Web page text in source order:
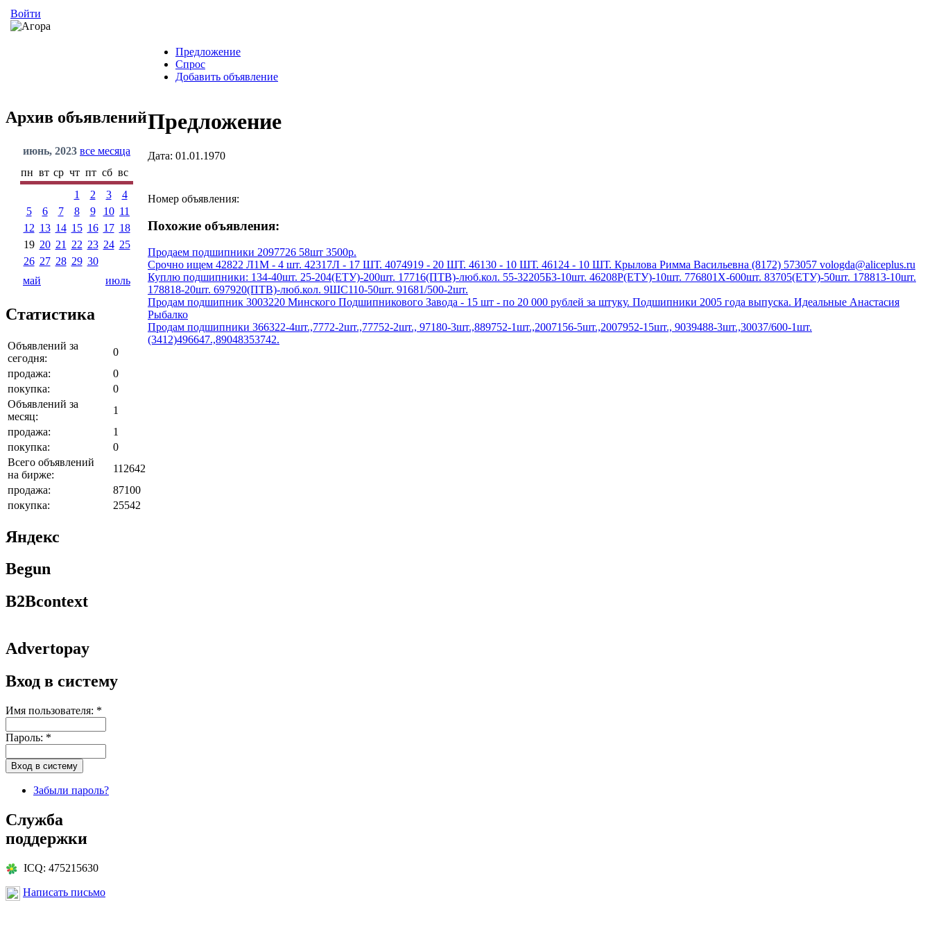
Войти
Предложение
Спрос
Добавить объявление
Архив объявлений
июнь, 2023 все месяца
пн вт ср чт пт сб вс
1
2 3
4
5
6 7 8 9 10 11
12 13 14 15 16 17 18
19 20 21 22 23 24 25
26 27 28 29 30
май
июль
Статистика
Объявлений за
сегодня:
0
продажа:
0
покупка:
0
Объявлений за
месяц:
1
продажа:
1
покупка:
0
Всего объявлений
на бирже:
112642
продажа:
87100
покупка:
25542
Яндекс
Begun
B2Bcontext
Advertopay
Вход в систему
Имя пользователя: *
Пароль: *
Забыли пароль?
Служба
поддержки
ICQ: 475215630
Написать письмо
Предложение
Дата: 01.01.1970
Номер объявления:
Похожие объявления:
Продаем подшипники 2097726 58шт 3500р.
Срочно ищем 42822 Л1М - 4 шт. 42317Л - 17 ШТ. 4074919 - 20 ШТ. 46130 - 10 ШТ. 46124 - 10 ШТ. Крылова Римма Васильевна (8172) 573057 vologda@aliceplus.ru
Куплю подшипники: 134-40шт. 25-204(ЕТУ)-200шт. 17716(ПТВ)-люб.кол. 55-32205Б3-10шт. 46208Р(ЕТУ)-10шт. 776801Х-600шт. 83705(ЕТУ)-50шт. 178813-10шт.
178818-20шт. 697920(ПТВ)-люб.кол. 9ШС110-50шт. 91681/500-2шт.
Продам подшипник 3003220 Минского Подшипникового Завода - 15 шт - по 20 000 рублей за штуку. Подшипники 2005 года выпуска. Идеальные Анастасия
Рыбалко
Продам подшипники 366322-4шт.,7772-2шт.,77752-2шт., 97180-3шт.,889752-1шт.,2007156-5шт.,2007952-15шт., 9039488-3шт.,30037/600-1шт.
(3412)496647.,89048353742.